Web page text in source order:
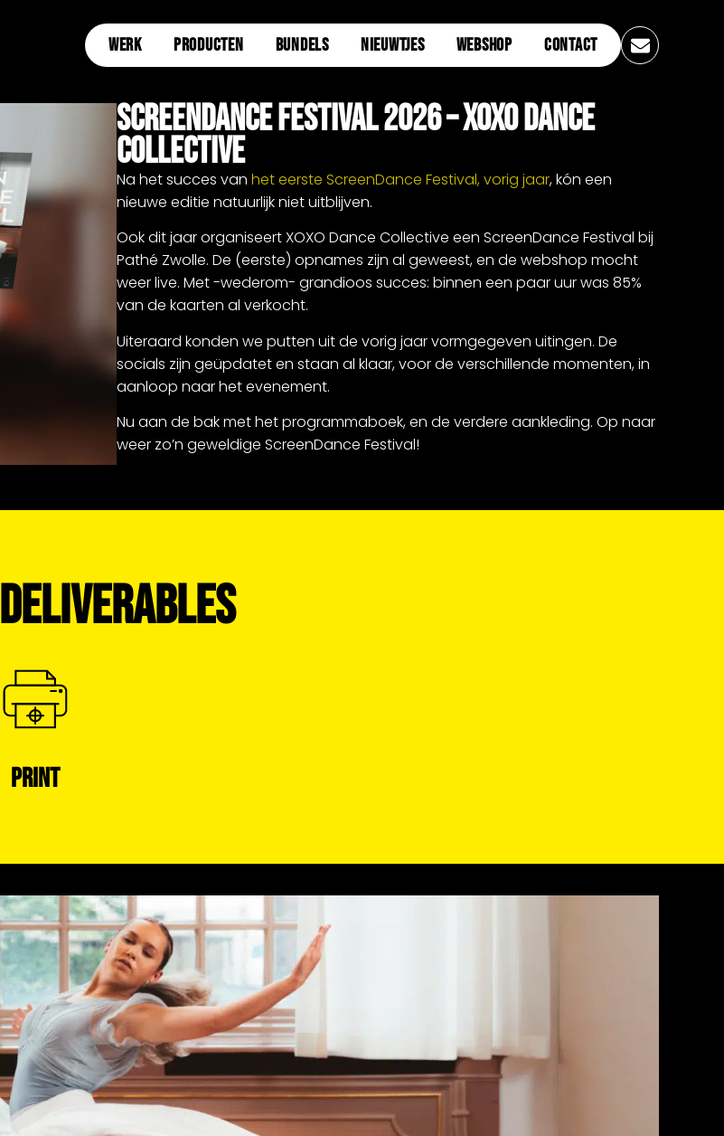
WERK PRODUCTEN BUNDELS NIEUWTJES WEBSHOP CONTACT
ScreenDance Festival 2026 – XOXO Dance
Collective
Na het succes van het eerste ScreenDance Festival, vorig jaar, kón een
nieuwe editie natuurlijk niet uitblijven.
Ook dit jaar organiseert XOXO Dance Collective een ScreenDance Festival bij
Pathé Zwolle. De (eerste) opnames zijn al geweest, en de webshop mocht
weer live. Met -wederom- grandioos succes: binnen een paar uur was 85%
van de kaarten al verkocht.
Uiteraard konden we putten uit de vorig jaar vormgegeven uitingen. De
socials zijn geüpdatet en staan al klaar, voor de verschillende momenten, in
aanloop naar het evenement.
Nu aan de bak met het programmaboek, en de verdere aankleding. Op naar
weer zo’n geweldige ScreenDance Festival!
DELIVERABLES
PRINT